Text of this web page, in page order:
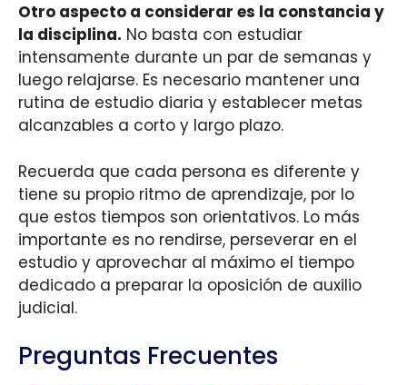
Otro aspecto a considerar es la constancia y
la disciplina. No basta con estudiar
intensamente durante un par de semanas y
luego relajarse. Es necesario mantener una
rutina de estudio diaria y establecer metas
alcanzables a corto y largo plazo.
Recuerda que cada persona es diferente y
tiene su propio ritmo de aprendizaje, por lo
que estos tiempos son orientativos. Lo más
importante es no rendirse, perseverar en el
estudio y aprovechar al máximo el tiempo
dedicado a preparar la oposición de auxilio
judicial.
Preguntas Frecuentes